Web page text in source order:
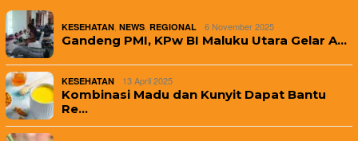
KESEHATAN NEWS REGIONAL 6 November 2025
Gandeng PMI, KPw BI Maluku Utara Gelar A…
KESEHATAN 13 April 2025
Kombinasi Madu dan Kunyit Dapat Bantu
Re…